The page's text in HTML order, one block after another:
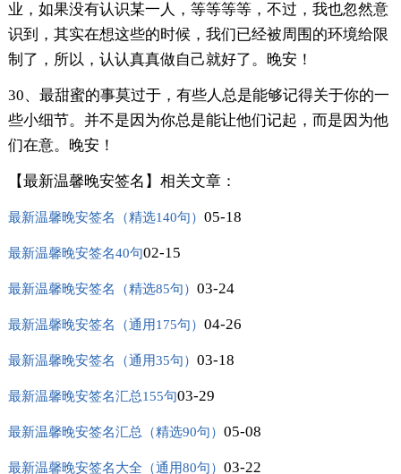
业，如果没有认识某一人，等等等等，不过，我也忽然意
识到，其实在想这些的时候，我们已经被周围的环境给限
制了，所以，认认真真做自己就好了。晚安！
30、最甜蜜的事莫过于，有些人总是能够记得关于你的一
些小细节。并不是因为你总是能让他们记起，而是因为他
们在意。晚安！
【最新温馨晚安签名】相关文章：
最新温馨晚安签名（精选140句） 05-18
最新温馨晚安签名40句02-15
最新温馨晚安签名（精选85句） 03-24
最新温馨晚安签名（通用175句） 04-26
最新温馨晚安签名（通用35句） 03-18
最新温馨晚安签名汇总155句03-29
最新温馨晚安签名汇总（精选90句） 05-08
最新温馨晚安签名大全（通用80句） 03-22